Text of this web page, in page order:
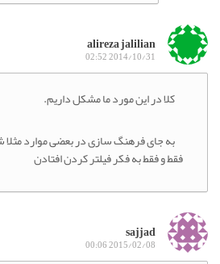
alireza jalilian
2014/10/31 02:52
کلا در این مورد ما مشکل داریم.
به جای فرهنگ سازی در بعضی موارد
فقط و فقط به فکر فیلتر کردن افتادن
sajjad
2015/02/08 00:06